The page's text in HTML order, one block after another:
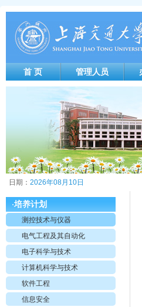
首 页 管理人员
日期： 2026年08月10日
·培养计划
测控技术与仪器
电气工程及其自动化
电子科学与技术
计算机科学与技术
软件工程
信息安全